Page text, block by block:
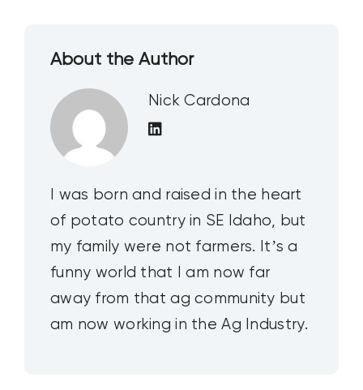
About the Author
Nick Cardona
I was born and raised in the heart
of potato country in SE Idaho, but
my family were not farmers. It’s a
funny world that I am now far
away from that ag community but
am now working in the Ag Industry.